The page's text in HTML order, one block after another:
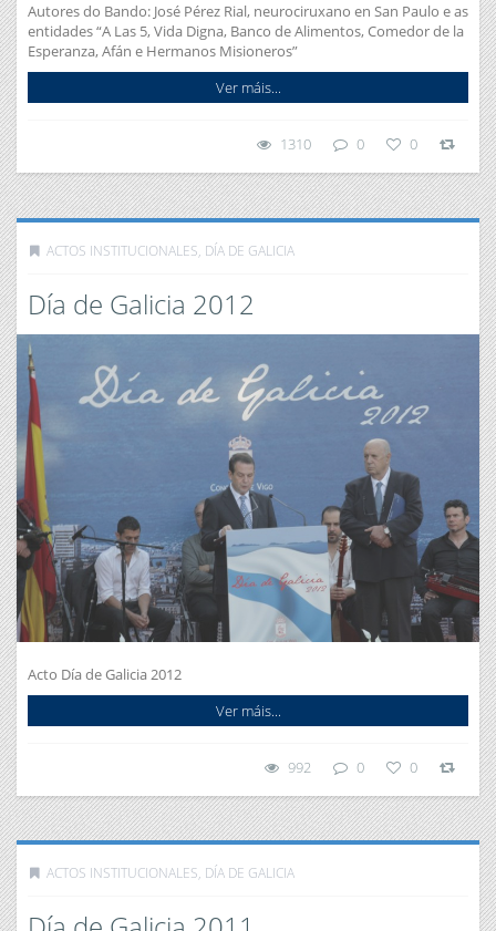
Autores do Bando: José Pérez Rial, neurociruxano en San Paulo e as
entidades “A Las 5, Vida Digna, Banco de Alimentos, Comedor de la
Esperanza, Afán e Hermanos Misioneros”
Ver máis...
1310 0 0
ACTOS INSTITUCIONALES, DÍA DE GALICIA
Día de Galicia 2012
Acto Día de Galicia 2012
Ver máis...
992 0 0
ACTOS INSTITUCIONALES, DÍA DE GALICIA